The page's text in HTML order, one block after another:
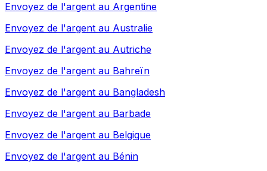
Envoyez de l'argent au Argentine
Envoyez de l'argent au Australie
Envoyez de l'argent au Autriche
Envoyez de l'argent au Bahreïn
Envoyez de l'argent au Bangladesh
Envoyez de l'argent au Barbade
Envoyez de l'argent au Belgique
Envoyez de l'argent au Bénin